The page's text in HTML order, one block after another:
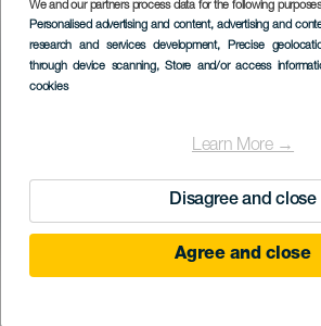
We and our partners process data for the following
Personalised advertising and content, advertising and
research and services development, Precise
through device scanning, Store and/or access
cookies
Learn More →
Disagree and close
Agree and close
Imagen
Listado